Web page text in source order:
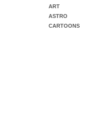
ART
ASTRO
CARTOONS